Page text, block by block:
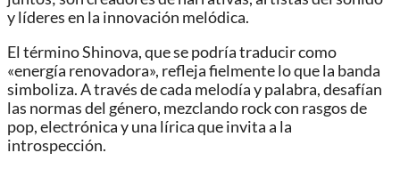
y líderes en la innovación melódica.
El término Shinova, que se podría traducir como
«energía renovadora», refleja fielmente lo que la banda
simboliza. A través de cada melodía y palabra, desafían
las normas del género, mezclando rock con rasgos de
pop, electrónica y una lírica que invita a la
introspección.